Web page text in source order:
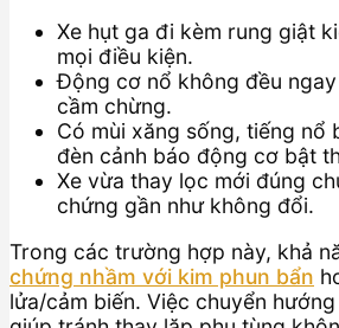
Xe hụt ga đi kèm rung giật
mọi điều kiện.
Động cơ nổ không đều
cầm chừng.
Có mùi xăng sống, tiếng nổ
đèn cảnh báo động cơ bật
Xe vừa thay lọc mới đúng
chứng gần như không đổi.
Trong các trường hợp này, khả
chứng nhầm với kim phun bẩn
lửa/cảm biến. Việc chuyển